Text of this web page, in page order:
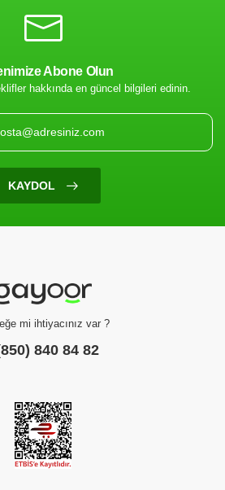
Uygun
Abone Olun
hakkında en güncel bilgileri edinin.
KAYDOL
mi ihtiyacınız var ?
840 84 82